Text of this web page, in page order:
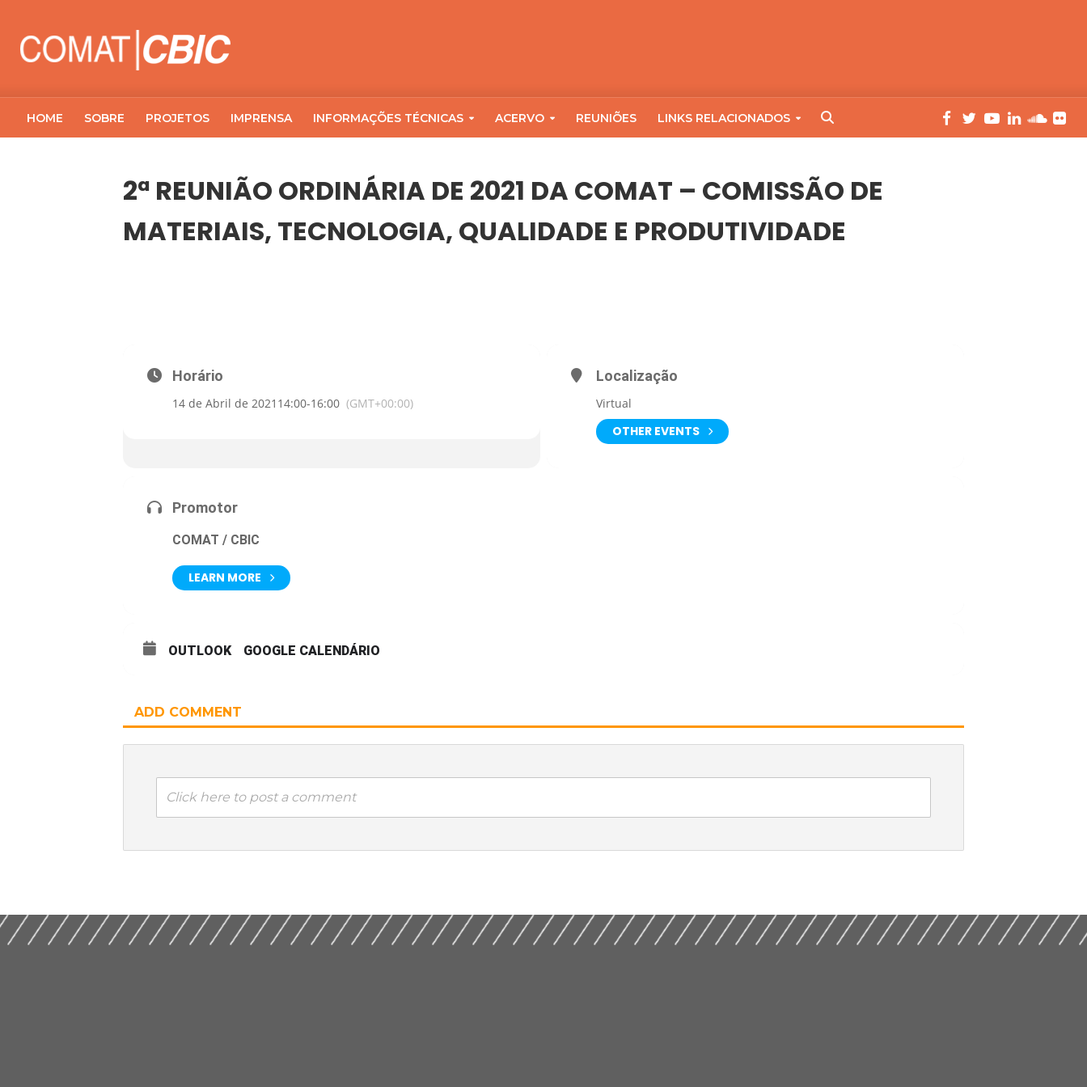
HOME SOBRE PROJETOS IMPRENSA INFORMAÇÕES TÉCNICAS ACERVO REUNIÕES LINKS RELACIONADOS
2ª REUNIÃO ORDINÁRIA DE 2021 DA COMAT – COMISSÃO DE
MATERIAIS, TECNOLOGIA, QUALIDADE E PRODUTIVIDADE
Horário
14 de Abril de 2021 14:00-16:00 (GMT+00:00)
Localização
Virtual
OTHER EVENTS
Promotor
COMAT / CBIC
LEARN MORE
OUTLOOK GOOGLE CALENDÁRIO
ADD COMMENT
Click here to post a comment